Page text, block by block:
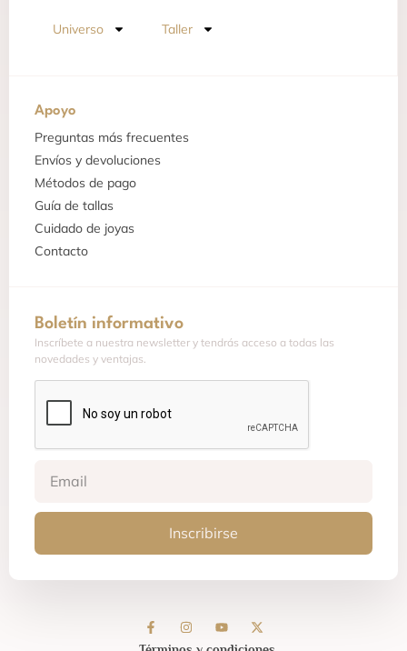
Universo Taller
Apoyo
Preguntas más frecuentes
Envíos y devoluciones
Métodos de pago
Guía de tallas
Cuidado de joyas
Contacto
Boletín informativo
Inscríbete a nuestra newsletter y tendrás acceso a todas las
novedades y ventajas.
Inscribirse